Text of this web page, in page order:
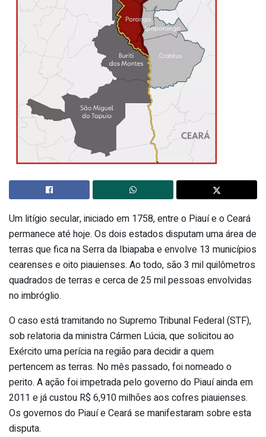
Um litígio secular, iniciado em 1758, entre o Piauí e o Ceará
permanece até hoje. Os dois estados disputam uma área de
terras que fica na Serra da Ibiapaba e envolve 13 municípios
cearenses e oito piauienses. Ao todo, são 3 mil quilômetros
quadrados de terras e cerca de 25 mil pessoas envolvidas
no imbróglio.
O caso está tramitando no Supremo Tribunal Federal (STF),
sob relatoria da ministra Cármen Lúcia, que solicitou ao
Exército uma perícia na região para decidir a quem
pertencem as terras. No mês passado, foi nomeado o
perito. A ação foi impetrada pelo governo do Piauí ainda em
2011 e já custou R$ 6,910 milhões aos cofres piauienses.
Os governos do Piauí e Ceará se manifestaram sobre esta
disputa.